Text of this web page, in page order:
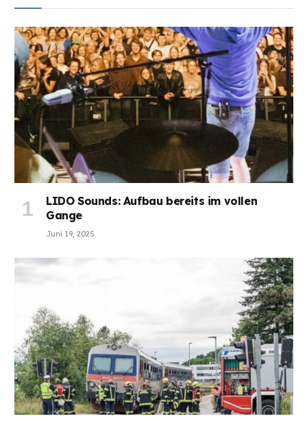
LIDO Sounds: Aufbau bereits im vollen
Gange
Juni 19, 2025